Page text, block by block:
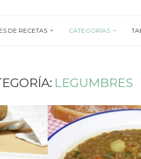
DE RECETAS CATEGORÍAS
LEGUMBRES